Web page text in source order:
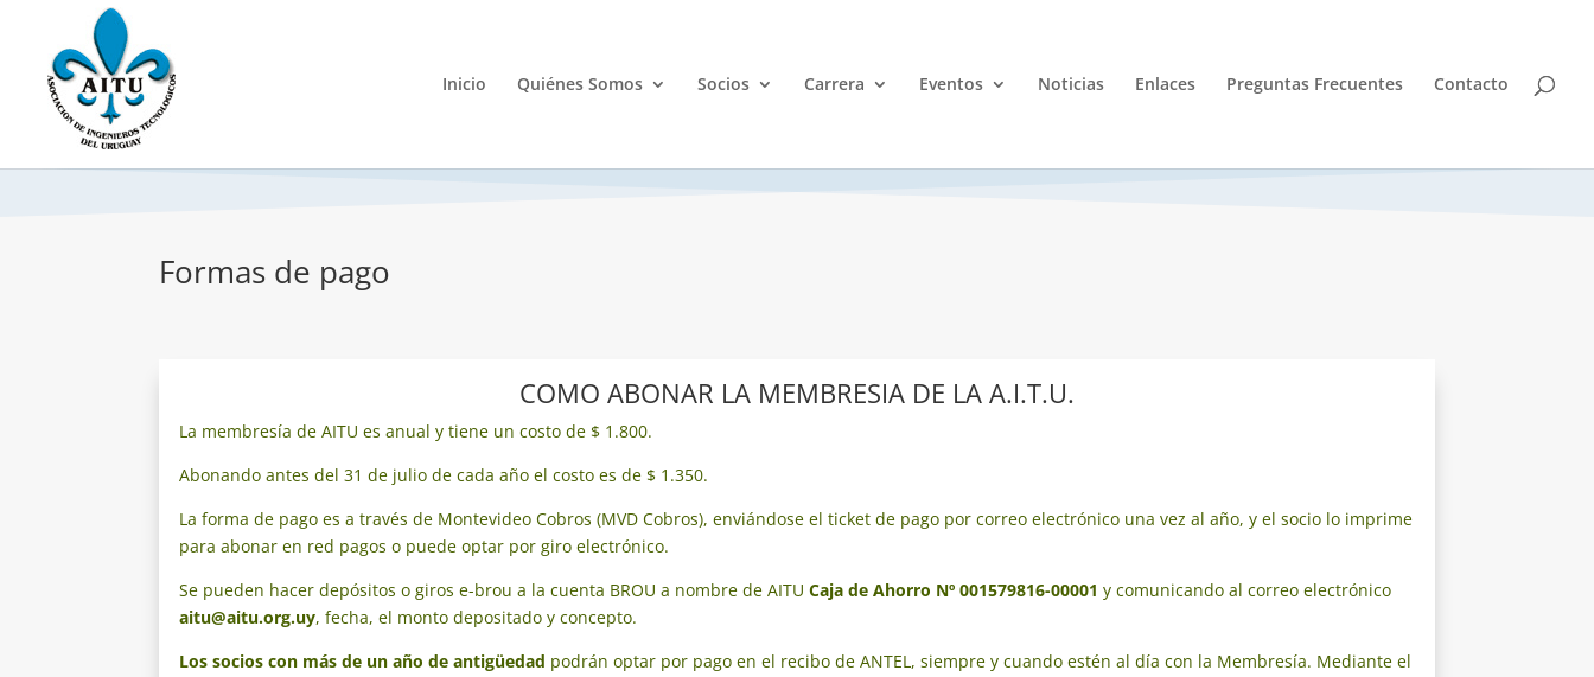
Inicio Quiénes Somos Socios Carrera Eventos Noticias Enlaces Preguntas Frecuentes Contacto
Formas de pago
COMO ABONAR LA MEMBRESIA DE LA A.I.T.U.
La membresía de AITU es anual y tiene un costo de $ 1.800.
Abonando antes del 31 de julio de cada año el costo es de $ 1.350.
La forma de pago es a través de Montevideo Cobros (MVD Cobros), enviándose el ticket de pago por correo electrónico una vez al año, y el socio lo imprime
para abonar en red pagos o puede optar por giro electrónico.
Se pueden hacer depósitos o giros e-brou a la cuenta BROU a nombre de AITU Caja de Ahorro Nº 001579816-00001 y comunicando al correo electrónico
aitu@aitu.org.uy, fecha, el monto depositado y concepto.
Los socios con más de un año de antigüedad podrán optar por pago en el recibo de ANTEL, siempre y cuando estén al día con la Membresía. Mediante el